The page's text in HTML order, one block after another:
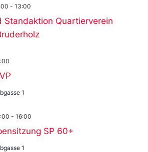
Standaktion Quartierverein
- 13:00
1
SP 60+
- 16:00
1